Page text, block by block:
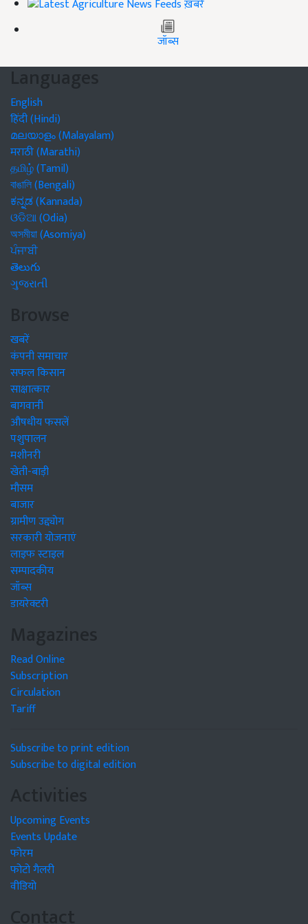
ख़बरें
जॉब्स
Languages
English
हिंदी (Hindi)
മലയാളം (Malayalam)
मराठी (Marathi)
தமிழ் (Tamil)
বাঙালি (Bengali)
ಕನ್ನಡ (Kannada)
ଓଡିଆ (Odia)
অসমীয়া (Asomiya)
ਪੰਜਾਬੀ
తెలుగు
ગુજરાતી
Browse
खबरें
कंपनी समाचार
सफल किसान
साक्षात्कार
बागवानी
औषधीय फसलें
पशुपालन
मशीनरी
खेती-बाड़ी
मौसम
बाजार
ग्रामीण उद्द्योग
सरकारी योजनाएं
लाइफ स्टाइल
सम्पादकीय
जॉब्स
डायरेक्टरी
Magazines
Read Online
Subscription
Circulation
Tariff
Subscribe to print edition
Subscribe to digital edition
Activities
Upcoming Events
Events Update
फोरम
फोटो गैलरी
वीडियो
Contact